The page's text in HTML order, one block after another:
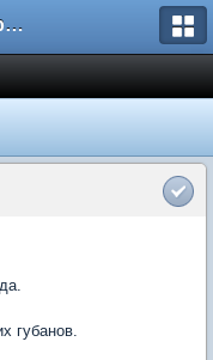
Морской аквариум. Форумы ReefCentral.ru
губанов.